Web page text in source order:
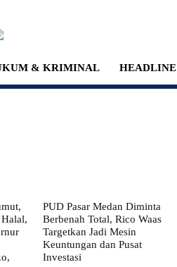
& KRIMINAL HEADLINE
PUD Pasar Medan Diminta
Berbenah Total, Rico Waas
Targetkan Jadi Mesin
Keuntungan dan Pusat
Investasi